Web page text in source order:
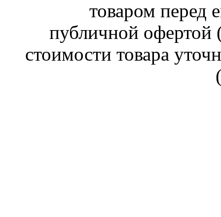
товаром перед
публичной
стоимости товара